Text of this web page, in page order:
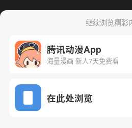
继续浏览精彩
腾讯动漫App
海量漫画 新人7天免费看
在此处浏览